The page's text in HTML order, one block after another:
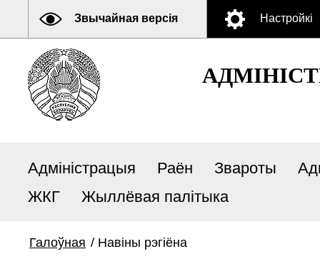
Звычайная версія Настройкі
Адміністрацыя Раён Звароты
ЖКГ
Жыллёвая палітыка
Галоўная / Навiны рэгiёна